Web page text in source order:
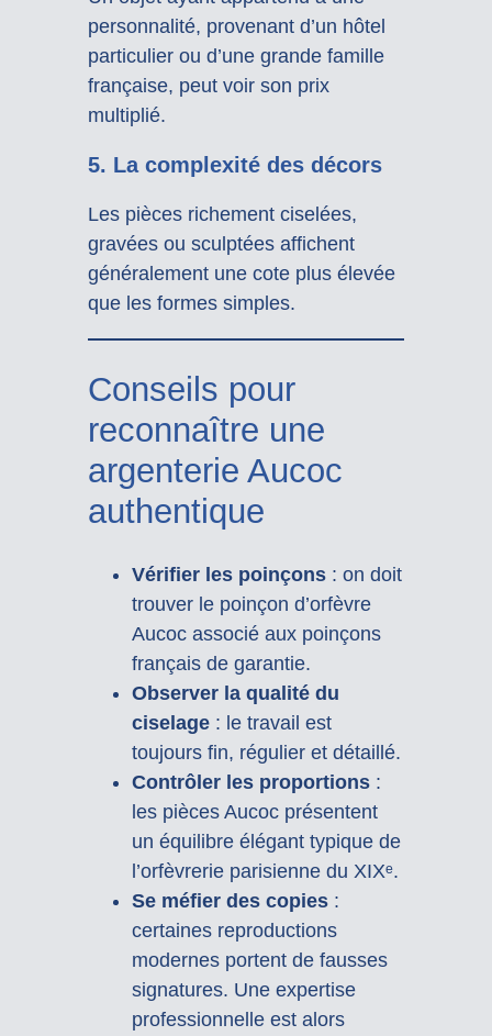
personnalité, provenant d’un hôtel
particulier ou d’une grande famille
française, peut voir son prix
multiplié.
5. La complexité des décors
Les pièces richement ciselées,
gravées ou sculptées affichent
généralement une cote plus élevée
que les formes simples.
Conseils pour
reconnaître une
argenterie Aucoc
authentique
Vérifier les poinçons: on doit
trouver le poinçon d’orfèvre
Aucoc associé aux poinçons
français de garantie.
Observer la qualité du
ciselage: le travail est
toujours fin, régulier et détaillé.
Contrôler les proportions:
les pièces Aucoc présentent
un équilibre élégant typique de
l’orfèvrerie parisienne du XIXᵉ.
Se méfier des copies:
certaines reproductions
modernes portent de fausses
signatures. Une expertise
professionnelle est alors